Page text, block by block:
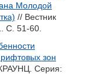
Молодой
// Вестник
С. 51-60.
зон
Серия: